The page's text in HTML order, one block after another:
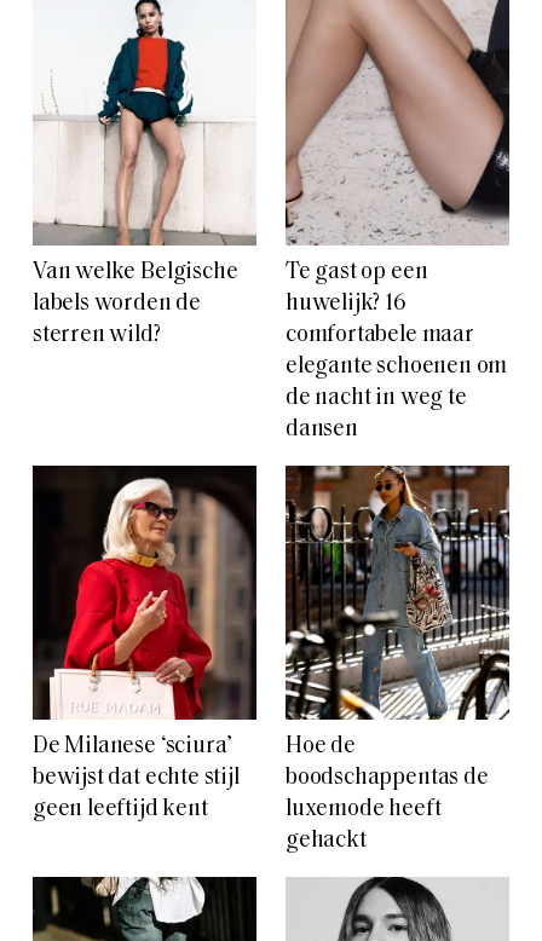
Van welke Belgische
labels worden de
sterren wild?
Te gast op een
huwelijk? 16
comfortabele maar
elegante schoenen om
de nacht in weg te
dansen
De Milanese ‘sciura’
bewijst dat echte stijl
geen leeftijd kent
Hoe de
boodschappentas de
luxemode heeft
gehackt